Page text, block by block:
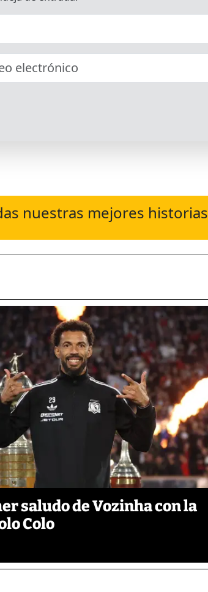
nuestras mejores historias
saludo de Vozinha con la
Colo